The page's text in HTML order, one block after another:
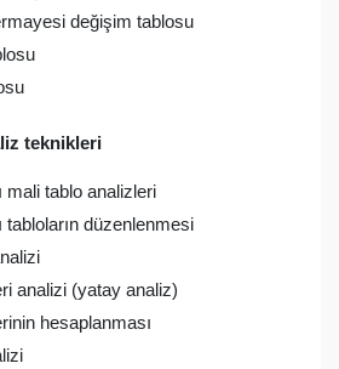
değişim tablosu
teknikleri
mali tablo analizleri
tabloların düzenlenmesi
analizi (yatay analiz)
hesaplanması